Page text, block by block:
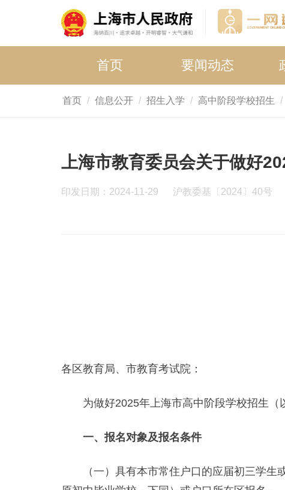
首页 要闻动态
首页 信息公开 招生入学 高中阶段学校招生
上海市教育委员会关于做好
印发日期：2024-11-29 沪教委基〔2024〕40号
各区教育局、市教育考试院：
为做好2025年上海市高中阶段学校招生（以
一、报名对象及报名条件
（一）具有本市常住户口的应届初三学生或